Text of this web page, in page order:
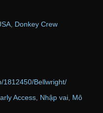
, Donkey Crew
1812450/Bellwright/
Access Nhập vai Mô